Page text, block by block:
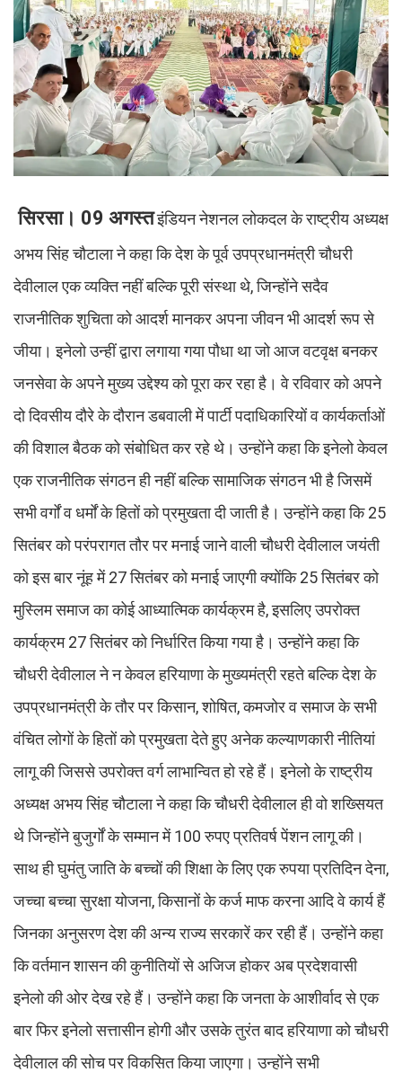
सिरसा। 09 अगस्तइंडियन नेशनल लोकदल के राष्ट्रीय अध्यक्ष
अभय सिंह चौटाला ने कहा कि देश के पूर्व उपप्रधानमंत्री चौधरी
देवीलाल एक व्यक्ति नहीं बल्कि पूरी संस्था थे, जिन्होंने सदैव
राजनीतिक शुचिता को आदर्श मानकर अपना जीवन भी आदर्श रूप से
जीया। इनेलो उन्हीं द्वारा लगाया गया पौधा था जो आज वटवृक्ष बनकर
जनसेवा के अपने मुख्य उद्देश्य को पूरा कर रहा है। वे रविवार को अपने
दो दिवसीय दौरे के दौरान डबवाली में पार्टी पदाधिकारियों व कार्यकर्ताओं
की विशाल बैठक को संबोधित कर रहे थे। उन्होंने कहा कि इनेलो केवल
एक राजनीतिक संगठन ही नहीं बल्कि सामाजिक संगठन भी है जिसमें
सभी वर्गों व धर्मों के हितों को प्रमुखता दी जाती है। उन्होंने कहा कि 25
सितंबर को परंपरागत तौर पर मनाई जाने वाली चौधरी देवीलाल जयंती
को इस बार नूंह में 27 सितंबर को मनाई जाएगी क्योंकि 25 सितंबर को
मुस्लिम समाज का कोई आध्यात्मिक कार्यक्रम है, इसलिए उपरोक्त
कार्यक्रम 27 सितंबर को निर्धारित किया गया है। उन्होंने कहा कि
चौधरी देवीलाल ने न केवल हरियाणा के मुख्यमंत्री रहते बल्कि देश के
उपप्रधानमंत्री के तौर पर किसान, शोषित, कमजोर व समाज के सभी
वंचित लोगों के हितों को प्रमुखता देते हुए अनेक कल्याणकारी नीतियां
लागू की जिससे उपरोक्त वर्ग लाभान्वित हो रहे हैं। इनेलो के राष्ट्रीय
अध्यक्ष अभय सिंह चौटाला ने कहा कि चौधरी देवीलाल ही वो शख्सियत
थे जिन्होंने बुजुर्गों के सम्मान में 100 रुपए प्रतिवर्ष पेंशन लागू की।
साथ ही घुमंतु जाति के बच्चों की शिक्षा के लिए एक रुपया प्रतिदिन देना,
जच्चा बच्चा सुरक्षा योजना, किसानों के कर्ज माफ करना आदि वे कार्य हैं
जिनका अनुसरण देश की अन्य राज्य सरकारें कर रही हैं। उन्होंने कहा
कि वर्तमान शासन की कुनीतियों से अजिज होकर अब प्रदेशवासी
इनेलो की ओर देख रहे हैं। उन्होंने कहा कि जनता के आशीर्वाद से एक
बार फिर इनेलो सत्तासीन होगी और उसके तुरंत बाद हरियाणा को चौधरी
देवीलाल की सोच पर विकसित किया जाएगा। उन्होंने सभी